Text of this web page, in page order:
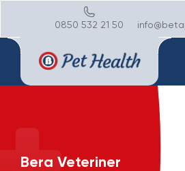
0850 532 21 50
Bera Veteriner